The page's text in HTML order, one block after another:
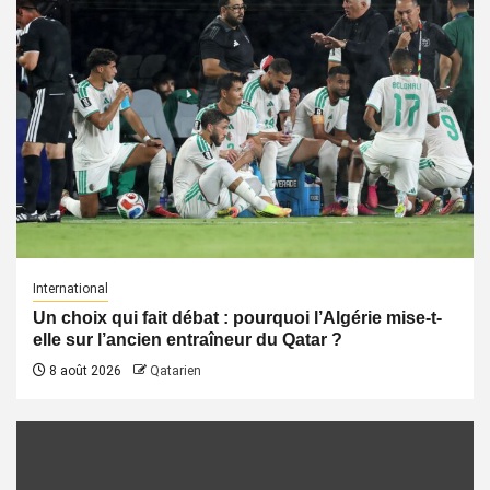
International
Un choix qui fait débat : pourquoi l’Algérie mise-t-
elle sur l’ancien entraîneur du Qatar ?
8 août 2026 Qatarien